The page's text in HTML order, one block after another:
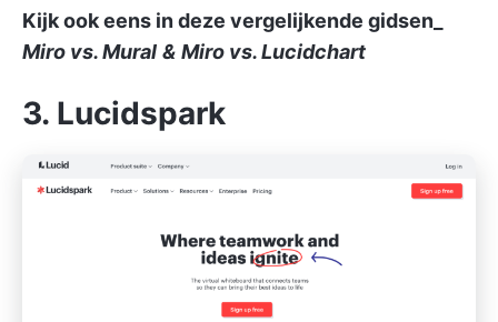
Kijk ook eens in deze vergelijkende gidsen_
Miro vs. Mural & Miro vs. Lucidchart
3. Lucidspark